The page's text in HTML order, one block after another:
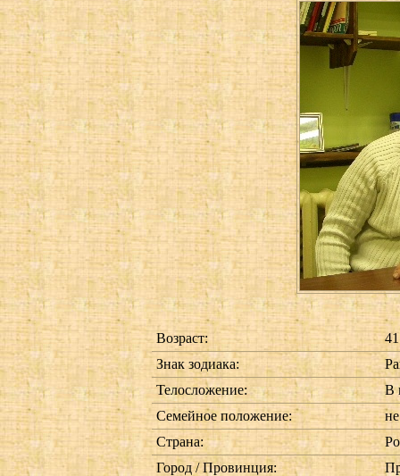
Возраст:
Знак зодиака:
Телосложение:
В
Семейное положение:
Страна:
Город / Провинция: